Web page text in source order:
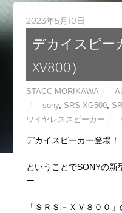
2023年5月10日
デカイスピー
XV800）
STACC MORIKAWA
sony, SRS-XG500,
ワイヤレススピーカー
デカイスピーカー登場！
ということでSONYの新
ー
「ＳＲＳ－ＸＶ８００